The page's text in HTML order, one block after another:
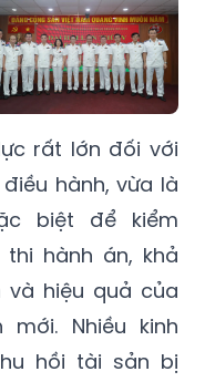
rất lớn đối với
hành, vừa là
biệt để kiểm
hành án, khả
và hiệu quả của
Nhiều kinh
hồi tài sản bị